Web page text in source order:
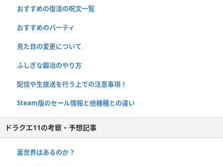
おすすめの復活の呪文一覧
おすすめのパーティ
見た目の変更について
ふしぎな鍛冶のやり方
配信や生放送を行う上での注意事項！
Steam版のセール情報と他機種との違い
ドラクエ11の考察・予想記事
裏世界はあるのか？